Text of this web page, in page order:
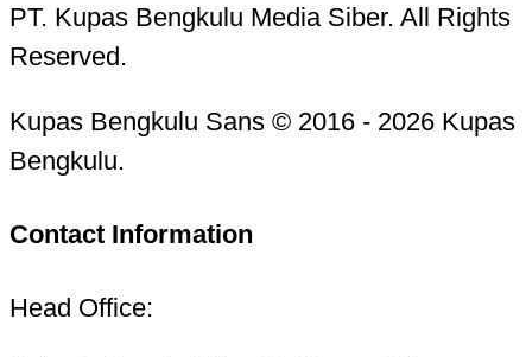
PT. Kupas Bengkulu Media Siber. All Rights
Reserved.
Kupas Bengkulu Sans © 2016 - 2026 Kupas
Bengkulu.
Contact Information
Head Office: